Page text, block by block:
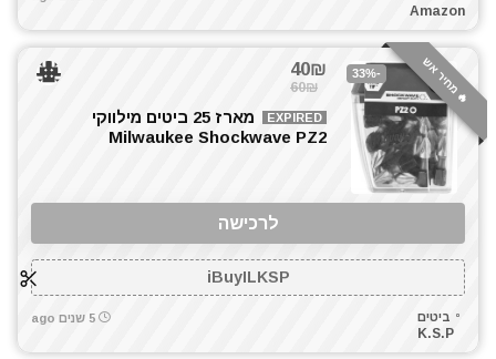
Amazon
🔥 מחיר אש -33%
40₪
60₪
EXPIRED
מארז 25 ביטים מילווקי
Milwaukee Shockwave PZ2
לרכישה
iBuyILKSP
ביטים
K.S.P
5 שנים ago